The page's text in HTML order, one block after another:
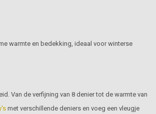
warmte en bedekking, ideaal voor winterse
Van de verfijning van 8 denier tot de warmte van
met verschillende deniers en voeg een vleugje